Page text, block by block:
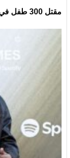
مقتل 300 طفل في غزة خلال 300 يوم من وقف إطلاق النار